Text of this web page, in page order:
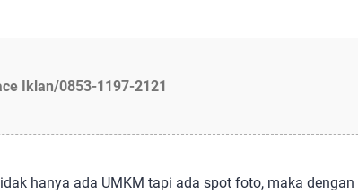
Iklan/0853-1197-2121
hanya ada UMKM tapi ada spot foto, maka dengan